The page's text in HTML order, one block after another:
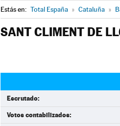
Estás en: Total España » Cataluña »
SANT CLIMENT DE
Escrutado:
Votos contabilizados: